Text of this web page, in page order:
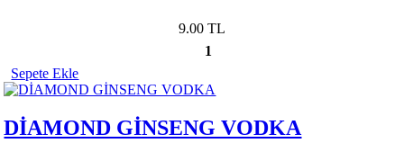
9.00 TL
1
Sepete Ekle
DİAMOND GİNSENG VODKA